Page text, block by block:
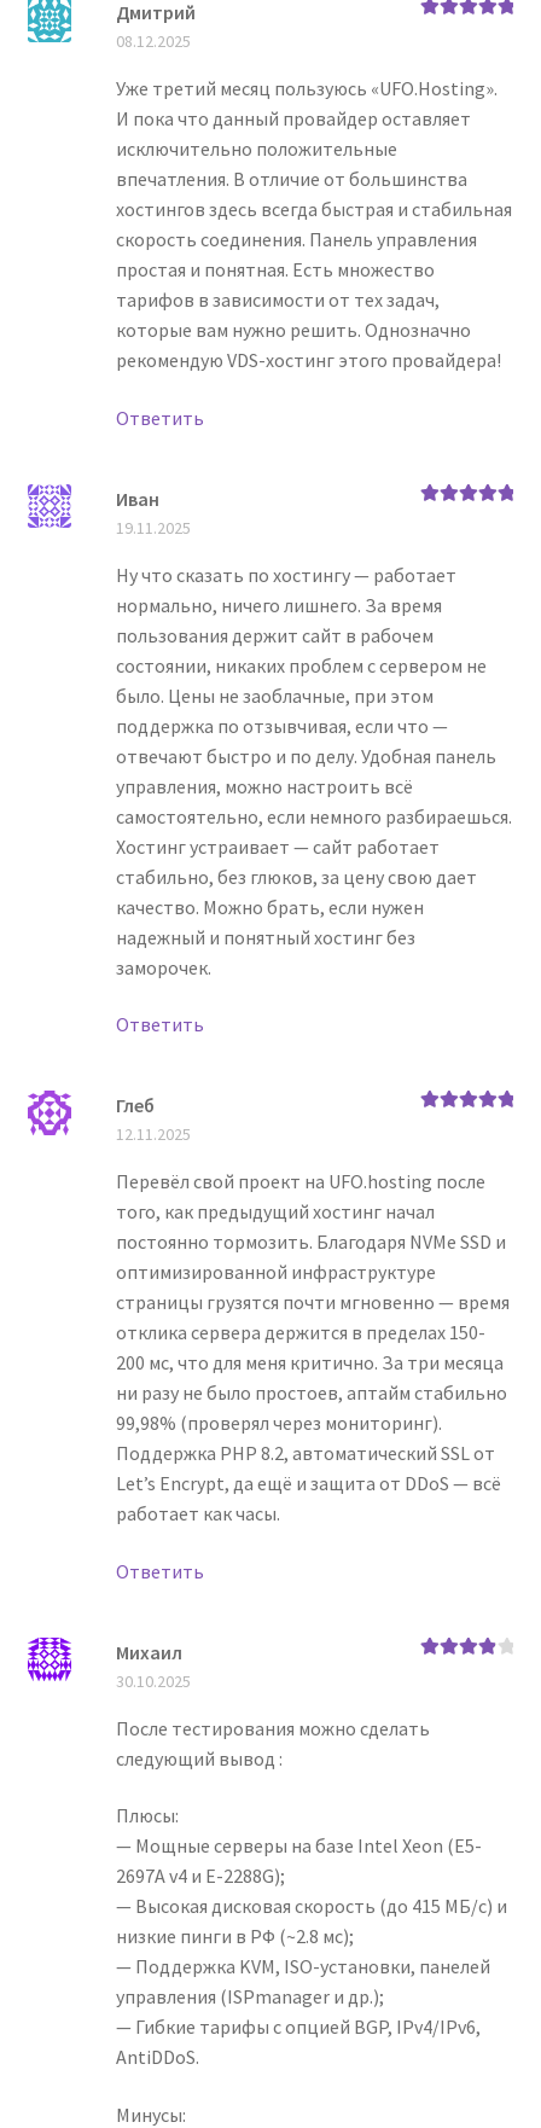
Дмитрий
08.12.2025
Уже третий месяц пользуюсь «UFO.Hosting».
И пока что данный провайдер оставляет
исключительно положительные
впечатления. В отличие от большинства
хостингов здесь всегда быстрая и стабильная
скорость соединения. Панель управления
простая и понятная. Есть множество
тарифов в зависимости от тех задач,
которые вам нужно решить. Однозначно
рекомендую VDS-хостинг этого провайдера!
Ответить
Иван
19.11.2025
Ну что сказать по хостингу — работает
нормально, ничего лишнего. За время
пользования держит сайт в рабочем
состоянии, никаких проблем с сервером не
было. Цены не заоблачные, при этом
поддержка по отзывчивая, если что —
отвечают быстро и по делу. Удобная панель
управления, можно настроить всё
самостоятельно, если немного разбираешься.
Хостинг устраивает — сайт работает
стабильно, без глюков, за цену свою дает
качество. Можно брать, если нужен
надежный и понятный хостинг без
заморочек.
Ответить
Глеб
12.11.2025
Перевёл свой проект на UFO.hosting после
того, как предыдущий хостинг начал
постоянно тормозить. Благодаря NVMe SSD и
оптимизированной инфраструктуре
страницы грузятся почти мгновенно — время
отклика сервера держится в пределах 150-
200 мс, что для меня критично. За три месяца
ни разу не было простоев, аптайм стабильно
99,98% (проверял через мониторинг).
Поддержка PHP 8.2, автоматический SSL от
Let’s Encrypt, да ещё и защита от DDoS — всё
работает как часы.
Ответить
Михаил
30.10.2025
После тестирования можно сделать
следующий вывод :
Плюсы:
— Мощные серверы на базе Intel Xeon (E5-
2697A v4 и E-2288G);
— Высокая дисковая скорость (до 415 МБ/с) и
низкие пинги в РФ (~2.8 мс);
— Поддержка KVM, ISO-установки, панелей
управления (ISPmanager и др.);
— Гибкие тарифы с опцией BGP, IPv4/IPv6,
AntiDDoS.
Минусы: